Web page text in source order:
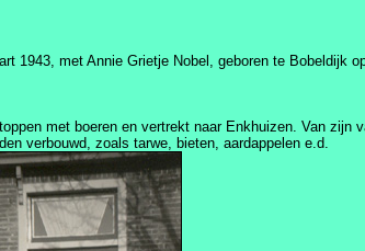
1943, met Annie Grietje Nobel, geboren te Bobeldijk
met boeren en vertrekt naar Enkhuizen. Van zijn
verbouwd, zoals tarwe, bieten, aardappelen e.d.